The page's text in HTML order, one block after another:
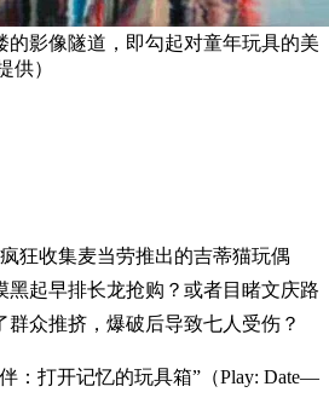
的影像隧道，即勾起对童年玩具的美
供）
狂收集麦当劳推出的吉蒂猫玩偶
黑起早排长龙抢购？或者目睹文庆路
众推挤，爆破后导致七人受伤？
：打开记忆的玩具箱”（Play: Date—